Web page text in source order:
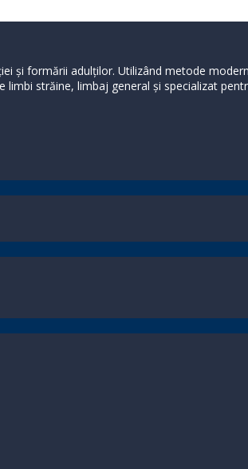
și formării adulților. Utilizând metode
străine, limbaj general şi specializat